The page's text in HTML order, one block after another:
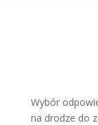
Wybór
na drodze do